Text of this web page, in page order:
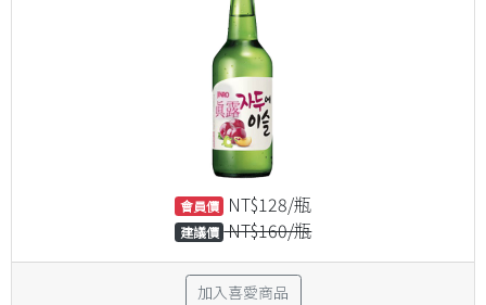
會員價 NT$128/瓶
建議價 NT$160/瓶
加入喜愛商品